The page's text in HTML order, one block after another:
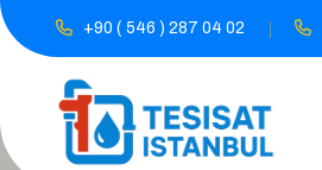
+90 ( 546 ) 287 04 02